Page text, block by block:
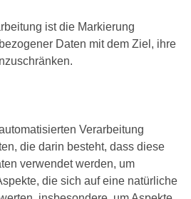
ist die Markierung
Daten mit dem Ziel, ihre
Verarbeitung
die darin besteht, dass diese
verwendet werden, um
die sich auf eine natürliche